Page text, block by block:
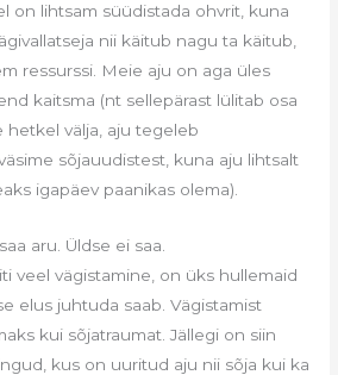
on lihtsam süüdistada ohvrit, kuna
nii käitub nagu ta käitub,
ressurssi. Meie aju on aga üles
kaitsma (nt sellepärast lülitab osa
hetkel välja, aju tegeleb
sõjauudistest, kuna aju lihtsalt
igapäev paanikas olema).
aru. Üldse ei saa.
veel vägistamine, on üks hullemaid
elus juhtuda saab. Vägistamist
kui sõjatraumat. Jällegi on siin
kus on uuritud aju nii sõja kui ka